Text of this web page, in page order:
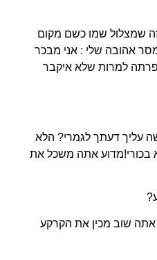
שמצלול שמו כשם מקום
אהובה שלי : אני מבכר
למרות שלא איקבר
עליך דעתך לגמרי? הלא
בכורי!מדוע אתה משכל את
שוב מכין את הקרקע